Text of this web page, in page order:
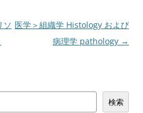
ソ 医学＞組織学 Histology および
病理学 pathology →
検索